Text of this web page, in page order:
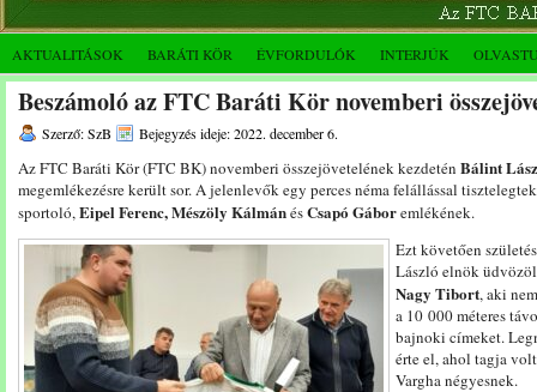
AKTUALITÁSOK BARÁTI KÖR ÉVFORDULÓK INTERJÚK
Beszámoló az FTC Baráti Kör novemberi
Szerző: SzB Bejegyzés ideje: 2022. december 6.
Az FTC Baráti Kör (FTC BK) novemberi összejövetelének kezdetén Bálint
megemlékezésre került sor. A jelenlevők egy perces néma felállással
sportoló,Eipel Ferenc, Mészöly KálmánésCsapó Gáboremlékének.
Ezt követően
László elnök
Nagy Tibort, aki
a 10 000 méteres
bajnoki címeket.
érte el, ahol tagja
Vargha négyesnek.